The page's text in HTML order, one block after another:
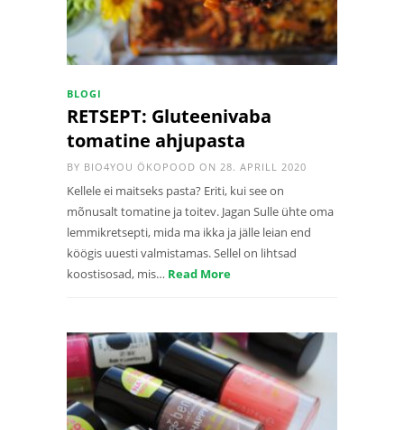
BLOGI
RETSEPT: Gluteenivaba
tomatine ahjupasta
BY BIO4YOU ÖKOPOOD ON 28. APRILL 2020
Kellele ei maitseks pasta? Eriti, kui see on
mõnusalt tomatine ja toitev. Jagan Sulle ühte oma
lemmikretsepti, mida ma ikka ja jälle leian end
köögis uuesti valmistamas. Sellel on lihtsad
koostisosad, mis… Read More